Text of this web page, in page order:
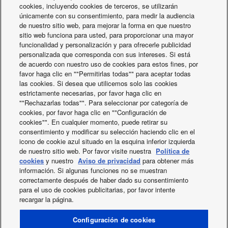
Niveles sonoros
.
Potencia sonora
(mín.)
dB(A)
35
Potencia sonora
(Med)
dB(A)
46
Potencia sonora
(máx.)
dB(A)
Presión sonora (mín.)
dB(A)
25
Presión sonora
(med.) (4)
dB(A)
33
Presión sonora
(máx.) (4)
dB(A)
40
Ventilación
.
Caudal de aire (mín.)
m³/h
84
Caudal de aire (Med) m³/min
155
Caudal de aire
(máx.)
m³/h
228
Datos eléctricos
.
Suministro eléctrico
(voltaje)
Suministro eléctrico (fase)
1
Porsche
Actualidad
X Facebook
SOBRE NOSOTROS
Contacte con nosotros
Condiciones de uso
cookies, incluyendo cookies de terceros, se utilizarán
únicamente con su consentimiento, para medir la audiencia
de nuestro sitio web, para mejorar la forma en que nuestro
sitio web funciona para usted, para proporcionar una mayor
funcionalidad y personalización y para ofrecerle publicidad
personalizada que corresponda con sus intereses. Si está
de acuerdo con nuestro uso de cookies para estos fines, por
favor haga clic en ""Permitirlas todas"" para aceptar todas
las cookies. Si desea que utilicemos solo las cookies
estrictamente necesarias, por favor haga clic en
""Rechazarlas todas"". Para seleccionar por categoría de
cookies, por favor haga clic en ""Configuración de
cookies"". En cualquier momento, puede retirar su
consentimiento y modificar su selección haciendo clic en el
icono de cookie azul situado en la esquina inferior izquierda
de nuestro sitio web. Por favor visite nuestra Política de
cookies y nuestro Aviso de privacidad para obtener más
información. Si algunas funciones no se muestran
correctamente después de haber dado su consentimiento
para el uso de cookies publicitarias, por favor intente
recargar la página.
Configuración de cookies